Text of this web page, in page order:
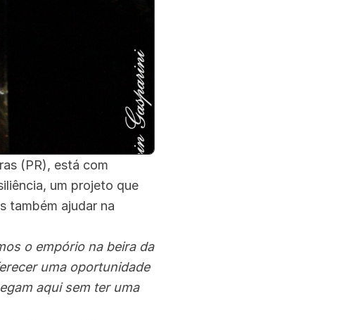
(PR), está com
um projeto que
também ajudar na
o empório na beira da
uma oportunidade
aqui sem ter uma